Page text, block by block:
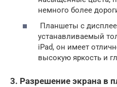
немного более
Планшеты с
устанавливаемый
iPad, он имеет
высокую яркость и
3. Разрешение экрана в